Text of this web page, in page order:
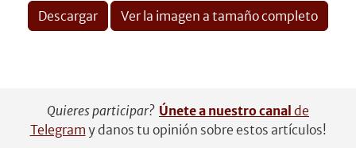
Descargar Ver la imagen a tamaño completo
Quieres participar? Únete a nuestro canal de
Telegram y danos tu opinión sobre estos artículos!